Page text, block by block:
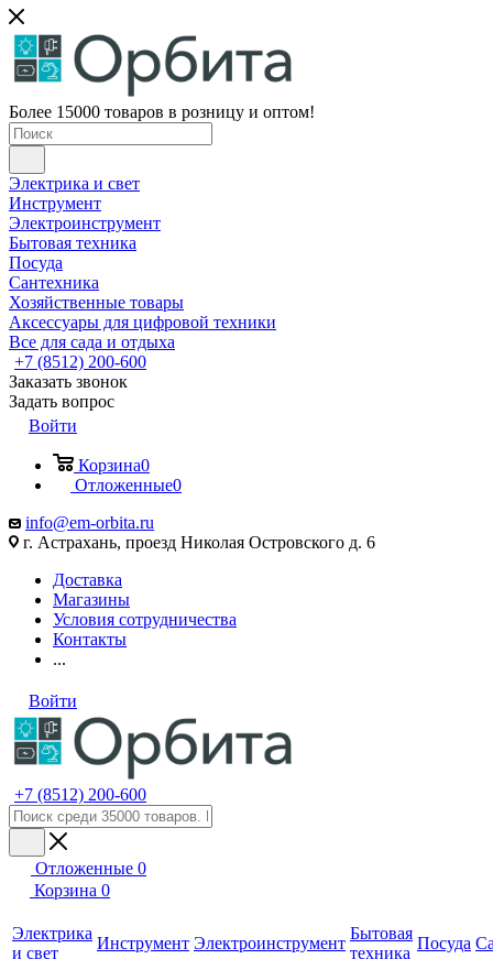
Более 15000 товаров в розницу и оптом!
Электрика и свет
Инструмент
Электроинструмент
Бытовая техника
Посуда
Сантехника
Хозяйственные товары
Аксессуары для цифровой техники
Все для сада и отдыха
+7 (8512) 200-600
Заказать звонок
Задать вопрос
Войти
Корзина0
Отложенные0
info@em-orbita.ru
г. Астрахань, проезд Николая Островского д. 6
Доставка
Магазины
Условия сотрудничества
Контакты
...
Войти
+7 (8512) 200-600
Отложенные 0
Корзина 0
Электрика
и свет
Инструмент Электроинструмент
Бытовая
техника
Посуда